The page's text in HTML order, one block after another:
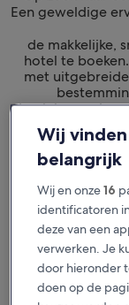
Een geweldige
de makkelijke,
hotel te
met
de plek waar je
Wij
belangrijk
Wij en onze16
identificatoren
deze van een
verwerken. Je
door hieronder
doen op de